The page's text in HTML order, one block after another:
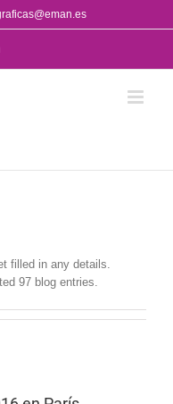
filled in any details.
97 blog entries.